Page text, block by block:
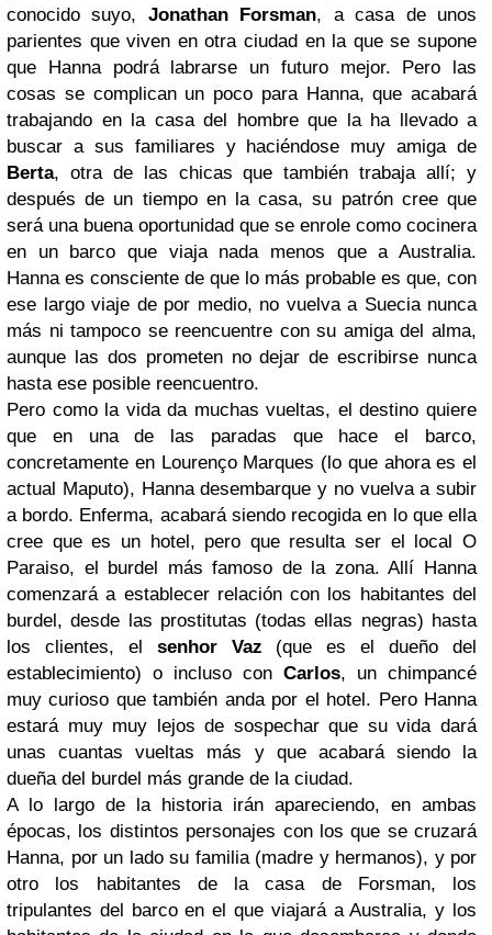
conocido suyo, Jonathan Forsman, a casa de unos
parientes que viven en otra ciudad en la que se supone
que Hanna podrá labrarse un futuro mejor. Pero las
cosas se complican un poco para Hanna, que acabará
trabajando en la casa del hombre que la ha llevado a
buscar a sus familiares y haciéndose muy amiga de
Berta, otra de las chicas que también trabaja allí; y
después de un tiempo en la casa, su patrón cree que
será una buena oportunidad que se enrole como cocinera
en un barco que viaja nada menos que a Australia.
Hanna es consciente de que lo más probable es que, con
ese largo viaje de por medio, no vuelva a Suecia nunca
más ni tampoco se reencuentre con su amiga del alma,
aunque las dos prometen no dejar de escribirse nunca
hasta ese posible reencuentro.
Pero como la vida da muchas vueltas, el destino quiere
que en una de las paradas que hace el barco,
concretamente en Lourenço Marques (lo que ahora es el
actual Maputo), Hanna desembarque y no vuelva a subir
a bordo. Enferma, acabará siendo recogida en lo que ella
cree que es un hotel, pero que resulta ser el local O
Paraiso, el burdel más famoso de la zona. Allí Hanna
comenzará a establecer relación con los habitantes del
burdel, desde las prostitutas (todas ellas negras) hasta
los clientes, el senhor Vaz (que es el dueño del
establecimiento) o incluso con Carlos, un chimpancé
muy curioso que también anda por el hotel. Pero Hanna
estará muy muy lejos de sospechar que su vida dará
unas cuantas vueltas más y que acabará siendo la
dueña del burdel más grande de la ciudad.
A lo largo de la historia irán apareciendo, en ambas
épocas, los distintos personajes con los que se cruzará
Hanna, por un lado su familia (madre y hermanos), y por
otro los habitantes de la casa de Forsman, los
tripulantes del barco en el que viajará a Australia, y los